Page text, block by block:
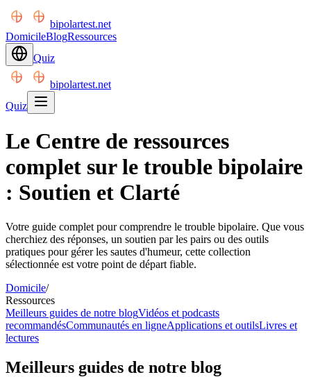
bipolartest.net
DomicileBlogRessources
Quiz
bipolartest.net
Quiz
Le Centre de ressources
complet sur le trouble bipolaire
: Soutien et Clarté
Votre guide complet pour comprendre le trouble bipolaire. Que vous
cherchiez des réponses, un soutien par les pairs ou des outils
pratiques pour gérer les sautes d'humeur, cette collection
sélectionnée est votre point de départ fiable.
Domicile/
Ressources
Meilleurs guides de notre blogVidéos et podcasts
recommandésCommunautés en ligneApplications et outilsLivres et
lectures
Meilleurs guides de notre blog